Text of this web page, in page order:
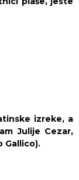
izreke, a
Julije Cezar,
Gallico).